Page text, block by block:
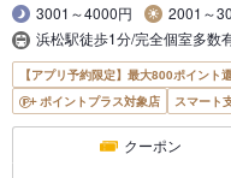
3001～4000円
2001～
浜松駅徒歩1分/完全個室多
【アプリ予約限定】最大800ポイント
ポイントプラス対象店
スマート
クーポン